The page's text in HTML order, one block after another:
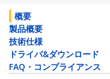
概要
製品概要
技術仕様
ドライバ&ダウンロード
FAQ・コンプライアンス